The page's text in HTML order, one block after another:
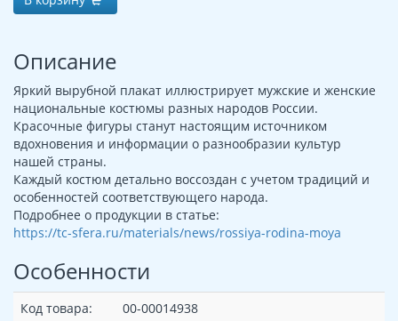
Описание
Яркий вырубной плакат иллюстрирует мужские и женские
национальные костюмы разных народов России.
Красочные фигуры станут настоящим источником
вдохновения и информации о разнообразии культур
нашей страны.
Каждый костюм детально воссоздан с учетом традиций и
особенностей соответствующего народа.
Подробнее о продукции в статье:
https://tc-sfera.ru/materials/news/rossiya-rodina-moya
Особенности
Код товара:
00-00014938